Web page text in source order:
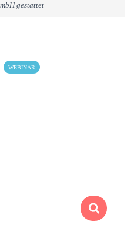
gestattet
WEBINAR